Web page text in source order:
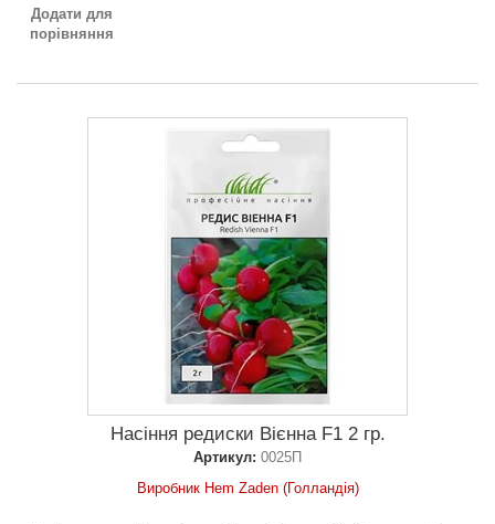
Додати для
порівняння
Насіння редиски Вієнна F1 2 гр.
Артикул: 0025П
Виробник Hem Zaden (Голландія)